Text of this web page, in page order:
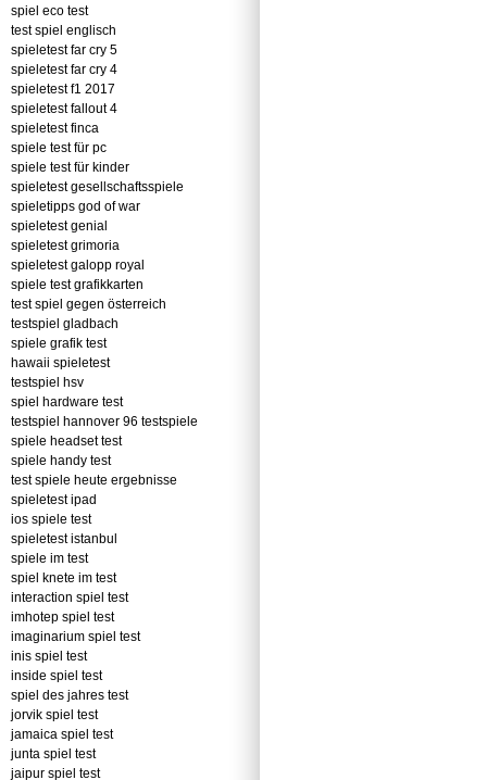
spiel eco test
test spiel englisch
spieletest far cry 5
spieletest far cry 4
spieletest f1 2017
spieletest fallout 4
spieletest finca
spiele test für pc
spiele test für kinder
spieletest gesellschaftsspiele
spieletipps god of war
spieletest genial
spieletest grimoria
spieletest galopp royal
spiele test grafikkarten
test spiel gegen österreich
testspiel gladbach
spiele grafik test
hawaii spieletest
testspiel hsv
spiel hardware test
testspiel hannover 96 testspiele
spiele headset test
spiele handy test
test spiele heute ergebnisse
spieletest ipad
ios spiele test
spieletest istanbul
spiele im test
spiel knete im test
interaction spiel test
imhotep spiel test
imaginarium spiel test
inis spiel test
inside spiel test
spiel des jahres test
jorvik spiel test
jamaica spiel test
junta spiel test
jaipur spiel test